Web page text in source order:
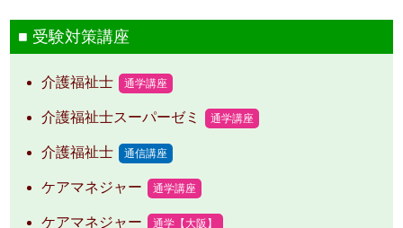
受験対策講座
介護福祉士 通学講座
介護福祉士スーパーゼミ 通学講座
介護福祉士 通信講座
ケアマネジャー 通学講座
ケアマネジャー 通学【大阪】